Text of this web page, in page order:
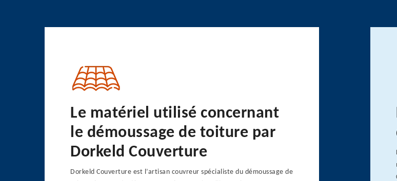
Le matériel utilisé concernant
le démoussage de toiture par
Dorkeld Couverture
Dorkeld Couverture est l’artisan couvreur spécialiste du démoussage de